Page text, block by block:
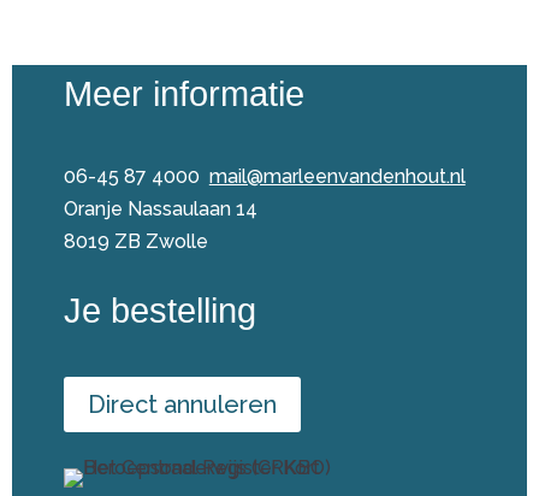
Meer informatie
06-45 87 4000 mail@marleenvandenhout.nl
Oranje Nassaulaan 14
8019 ZB Zwolle
Je bestelling
Direct annuleren